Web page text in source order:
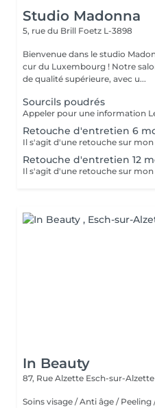
Studio Madonna
5, rue du Brill Foetz L-3898
Bienvenue dans le studio
cur du Luxembourg ! Notre
de qualité supérieure, avec u...
Sourcils poudrés
Retouche d'entretien 6
Retouche d'entretien 12
In Beauty
87, Rue Alzette Esch-sur-Alzette
Soins visage / Anti âge /